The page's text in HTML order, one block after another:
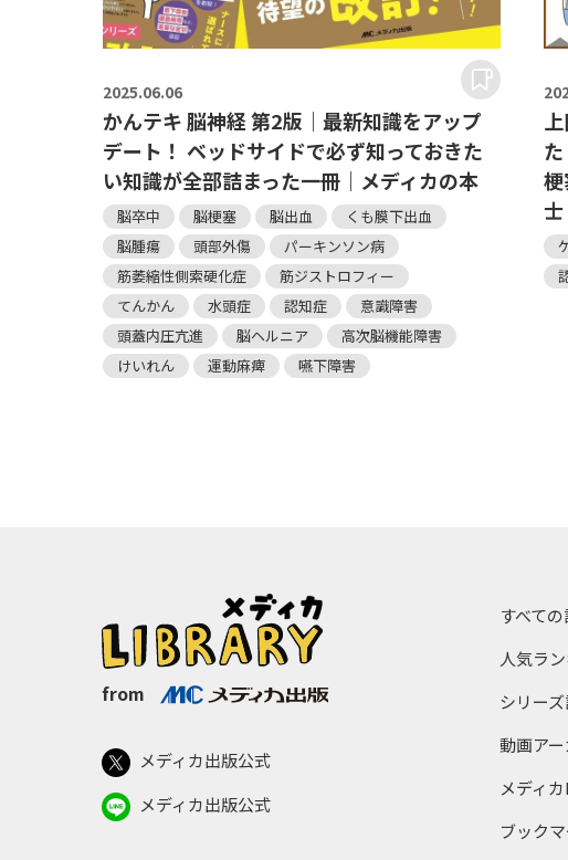
2025.06.06
かんテキ 脳神経 第2版｜最新知識をアップ
デート！ ベッドサイドで必ず知っておきた
い知識が全部詰まった一冊｜メディカの本
脳卒中 脳梗塞 脳出血
くも膜下出血
脳腫瘍
頭部外傷
パーキンソン病
筋萎縮性側索硬化症
筋ジストロフィー
てんかん
水頭症 認知症
意識障害
頭蓋内圧亢進
脳ヘルニア
高次脳機能障害
けいれん
運動麻痺 嚥下障害
士
from
メディカ出版公式
メディカ出版公式
すべて
人気ラ
シリー
動画ア
メディ
ブック